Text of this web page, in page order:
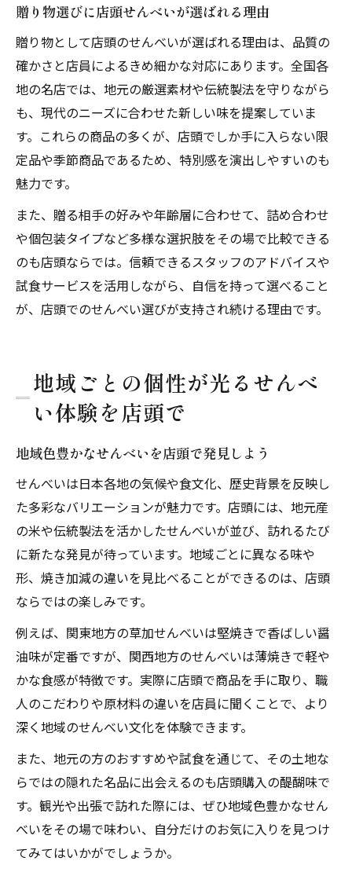
贈り物選びに店頭せんべいが選ばれる理由
贈り物として店頭のせんべいが選ばれる理由は、品質の
確かさと店員によるきめ細かな対応にあります。全国各
地の名店では、地元の厳選素材や伝統製法を守りながら
も、現代のニーズに合わせた新しい味を提案していま
す。これらの商品の多くが、店頭でしか手に入らない限
定品や季節商品であるため、特別感を演出しやすいのも
魅力です。
また、贈る相手の好みや年齢層に合わせて、詰め合わせ
や個包装タイプなど多様な選択肢をその場で比較できる
のも店頭ならでは。信頼できるスタッフのアドバイスや
試食サービスを活用しながら、自信を持って選べること
が、店頭でのせんべい選びが支持され続ける理由です。
地域ごとの個性が光るせんべ
い体験を店頭で
地域色豊かなせんべいを店頭で発見しよう
せんべいは日本各地の気候や食文化、歴史背景を反映し
た多彩なバリエーションが魅力です。店頭には、地元産
の米や伝統製法を活かしたせんべいが並び、訪れるたび
に新たな発見が待っています。地域ごとに異なる味や
形、焼き加減の違いを見比べることができるのは、店頭
ならではの楽しみです。
例えば、関東地方の草加せんべいは堅焼きで香ばしい醤
油味が定番ですが、関西地方のせんべいは薄焼きで軽や
かな食感が特徴です。実際に店頭で商品を手に取り、職
人のこだわりや原材料の違いを店員に聞くことで、より
深く地域のせんべい文化を体験できます。
また、地元の方のおすすめや試食を通じて、その土地な
らではの隠れた名品に出会えるのも店頭購入の醍醐味で
す。観光や出張で訪れた際には、ぜひ地域色豊かなせん
べいをその場で味わい、自分だけのお気に入りを見つけ
てみてはいかがでしょうか。